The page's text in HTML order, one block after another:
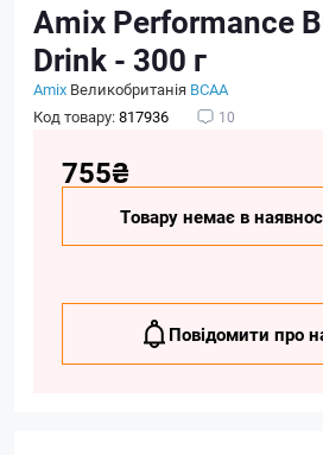
Amix Performance
Drink - 300 г
Amix Великобританія BCAA
Код товару:817936 10
755₴
Товару немає в
Повідомити про